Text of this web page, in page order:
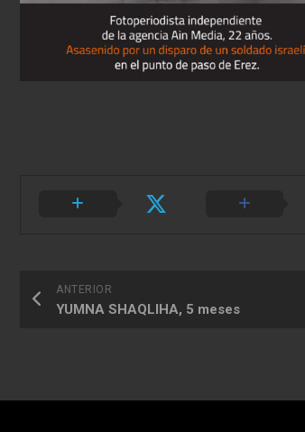
ANTERIOR
YUMNA SHAQLIHA, 5 meses